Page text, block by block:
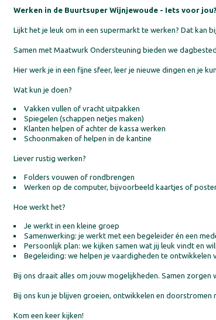
Werken in de Buurtsuper Wijnjewoude - Iets voor jou?
Lijkt het je leuk om in een supermarkt te werken? Dat kan
Samen met Maatwurk Ondersteuning bieden we
Hier werk je in een fijne sfeer, leer je nieuwe dingen en je
Wat kun je doen?
Vakken vullen of vracht uitpakken
Spiegelen (schappen netjes maken)
Klanten helpen of achter de kassa werken
Schoonmaken of helpen in de kantine
Liever rustig werken?
Folders vouwen of rondbrengen
Werken op de computer,
Hoe werkt het?
Je werkt in een kleine groep
Samenwerking: je werkt met een begeleider én een
Persoonlijk plan: we kijken samen wat jij leuk vindt en
Begeleiding: we helpen je vaardigheden te
Bij ons draait alles om jouw mogelijkheden. Samen
Bij ons kun je blijven groeien, ontwikkelen en
Kom een keer kijken!